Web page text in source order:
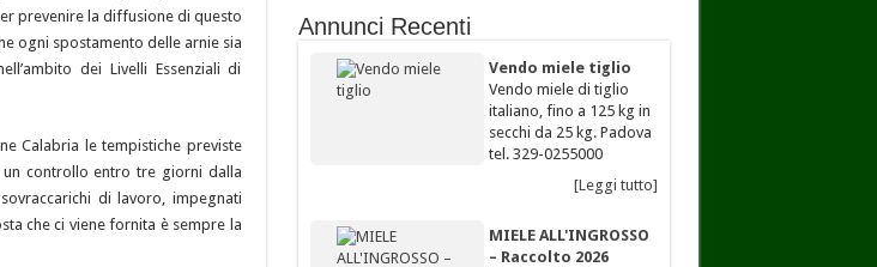
prevenire la diffusione di questo
ogni spostamento delle arnie sia
dei Livelli Essenziali di
Calabria le tempistiche previste
controllo entro tre giorni dalla
di lavoro, impegnati
che ci viene fornita è sempre la
Annunci Recenti
Vendo miele tiglio
Vendo miele di tiglio
italiano, fino a 125 kg in
secchi da 25 kg. Padova
tel. 329-0255000
[Leggi tutto]
MIELE ALL'INGROSSO
– Raccolto 2026